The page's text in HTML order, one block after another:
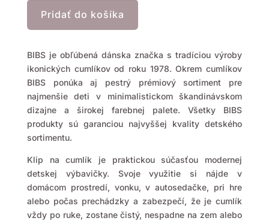
Pridať do košíka
BIBS je obľúbená dánska značka s tradíciou výroby
ikonických cumlíkov od roku 1978. Okrem cumlíkov
BIBS ponúka aj pestrý prémiový sortiment pre
najmenšie deti v minimalistickom škandinávskom
dizajne a širokej farebnej palete. Všetky BIBS
produkty sú garanciou najvyššej kvality detského
sortimentu.
Klip na cumlík je praktickou súčasťou modernej
detskej výbavičky. Svoje využitie si nájde v
domácom prostredí, vonku, v autosedačke, pri hre
alebo počas prechádzky a zabezpečí, že je cumlík
vždy po ruke, zostane čistý, nespadne na zem alebo